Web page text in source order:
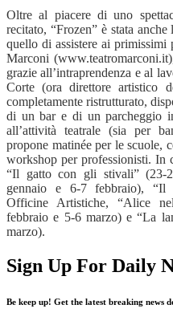
Oltre al piacere di uno
recitato, “Frozen” è stata
quello di assistere ai
Marconi
grazie all’intraprendenza e al
Corte (ora direttore artistico
completamente ristrutturato,
di un bar e di un parcheggio
all’attività teatrale (sia per
propone matinée per le scuole,
workshop per professionisti.
“Il gatto con gli stivali” (23-
gennaio e 6-7 febbraio), “Il
Officine Artistiche, “Alice
febbraio e 5-6 marzo) e “La
marzo).
Sign Up For Daily
Be keep up! Get the latest breaking news